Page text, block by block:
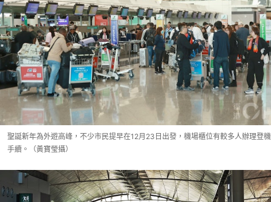
聖誕新年為外遊高峰，不少市民提早在12月23日出發，機場櫃位有較多人辦理登機
手續。（黃寶瑩攝）